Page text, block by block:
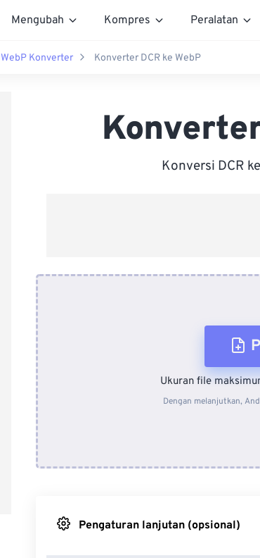
Mengubah Kompres Peralatan
WebP Konverter Konverter DCR ke WebP
Konversi DCR
Ukuran file
Dengan melanjutkan,
Pengaturan lanjutan (opsional)